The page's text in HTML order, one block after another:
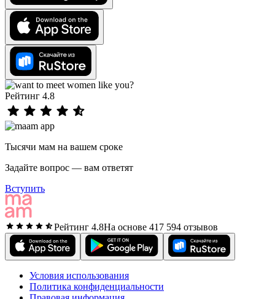
Рейтинг 4.8
Тысячи мам на вашем сроке
Задайте вопрос — вам ответят
Вступить
Рейтинг 4.8На основе 417 594 отзывов
Условия использования
Политика конфиденциальности